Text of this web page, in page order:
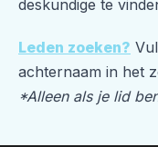
deskundige te
Leden zoeken?
achternaam in het
*Alleen als je lid